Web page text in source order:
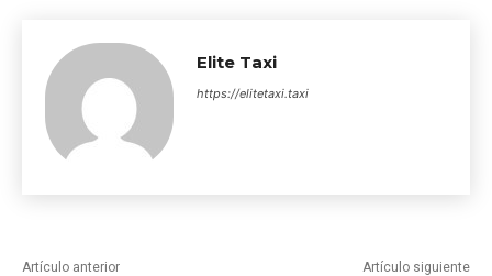
Elite Taxi
https://elitetaxi.taxi
Artículo anterior Artículo siguiente